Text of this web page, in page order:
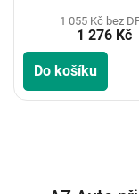
1 055 Kč bez
1 276 Kč
Do košíku